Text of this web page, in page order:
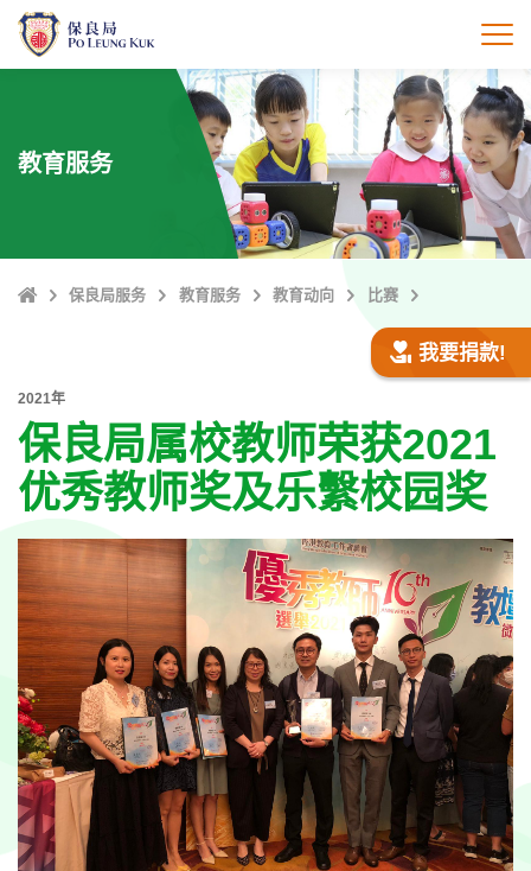
打
教育服务
Home保良局服务 教育服务 教育动向 比赛
我要捐款!
2021年
保良局属校教师荣获2021
优秀教师奖及乐繫校园奖